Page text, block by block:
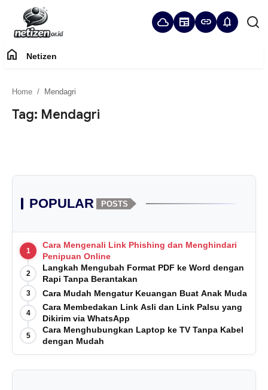
cloud newspaper link notifications
Panduan Komunitas
home Netizen
Home Mendagri
Tag: Mendagri
POPULAR POSTS
1
Cara Mengenali Link Phishing dan Menghindari
Penipuan Online
2
Langkah Mengubah Format PDF ke Word dengan
Rapi Tanpa Berantakan
3 Cara Mudah Mengatur Keuangan Buat Anak Muda
4
Cara Membedakan Link Asli dan Link Palsu yang
Dikirim via WhatsApp
5
Cara Menghubungkan Laptop ke TV Tanpa Kabel
dengan Mudah